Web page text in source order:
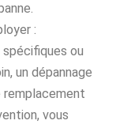
:
ou
un dépannage
vous